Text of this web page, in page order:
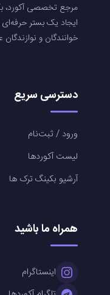
مرجع تخصصی آکورد،
ایجاد یک بستر
خوانندگان و
دسترسی سریع
ورود / ثبت‌نام
لیست آکوردها
آرشیو بکینگ ترک ها
همراه ما باشید
اینستاگرام